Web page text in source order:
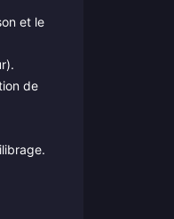
et le
de